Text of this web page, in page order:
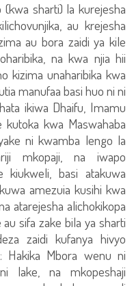
sharti) la kurejesha
au krejesha
au bora zaidi ya kile
na kwa njia hii
kizima unaharibika kwa
manufaa basi huo ni ni
ikiwa Dhaifu, Imamu
kutoka kwa Maswahaba
ni kwamba lengo la
mkopaji, na iwapo
kiukweli, basi atakuwa
amezuia kusihi kwa
atarejesha alichokikopa
sifa zake bila ya sharti
zaidi kufanya hivyo
Hakika Mbora wenu ni
lake, na mkopeshaji